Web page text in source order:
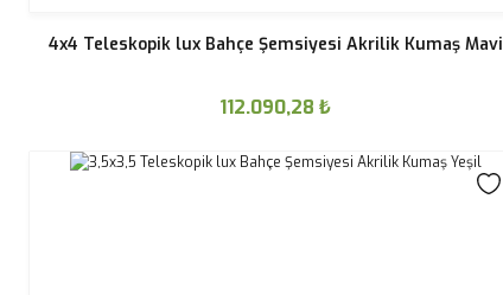
4x4 Teleskopik lux Bahçe Şemsiyesi Akrilik Kumaş Mavi
112.090,28 ₺